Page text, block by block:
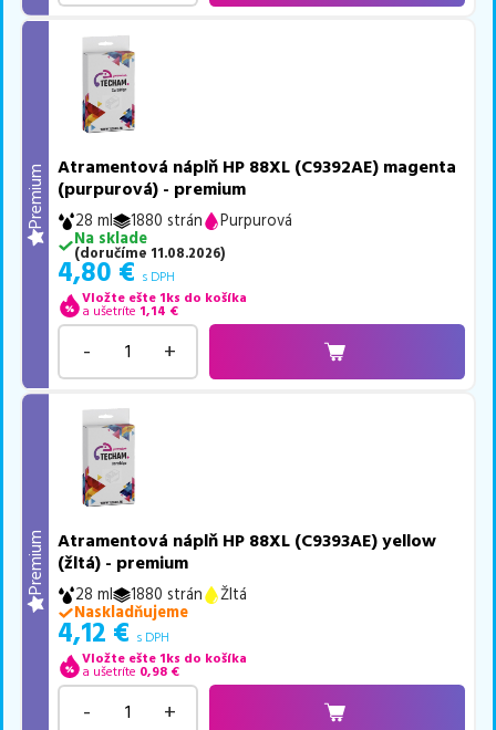
Premium
Atramentová náplň HP 88XL (C9392AE) magenta
(purpurová) - premium
28 ml 1880 strán
Purpurová
Na sklade
(doručíme 11.08.2026)
4,80 € s DPH
Vložte ešte 1ks do košíka
a ušetríte 1,14 €
- +
Premium
Atramentová náplň HP 88XL (C9393AE) yellow
(žltá) - premium
28 ml 1880 strán
Žltá
Naskladňujeme
4,12 € s DPH
Vložte ešte 1ks do košíka
a ušetríte 0,98 €
- +